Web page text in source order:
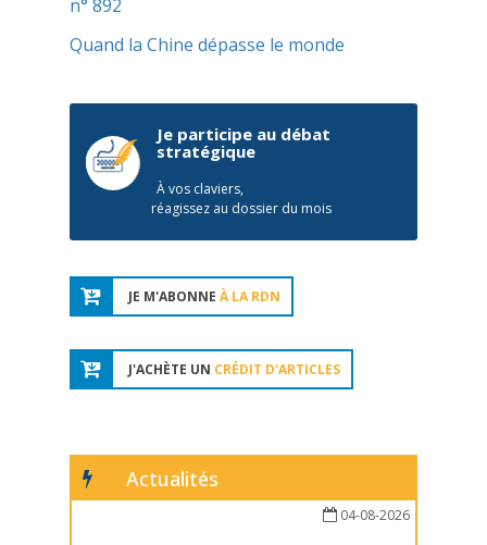
n° 892
Quand la Chine dépasse le monde
Je participe au débat
stratégique
À vos claviers,
réagissez au dossier du mois
JE M'ABONNE À LA RDN
J'ACHÈTE UN CRÉDIT D'ARTICLES
Actualités
04-08-2026